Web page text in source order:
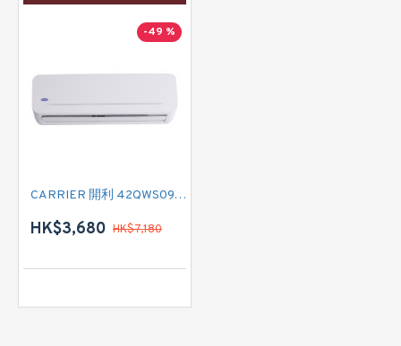
-49 %
CARRIER 開利 42QWS09VS 一匹 變頻冷暖掛牆分體式冷氣機 (附遙控)
HK$3,680 HK$7,180